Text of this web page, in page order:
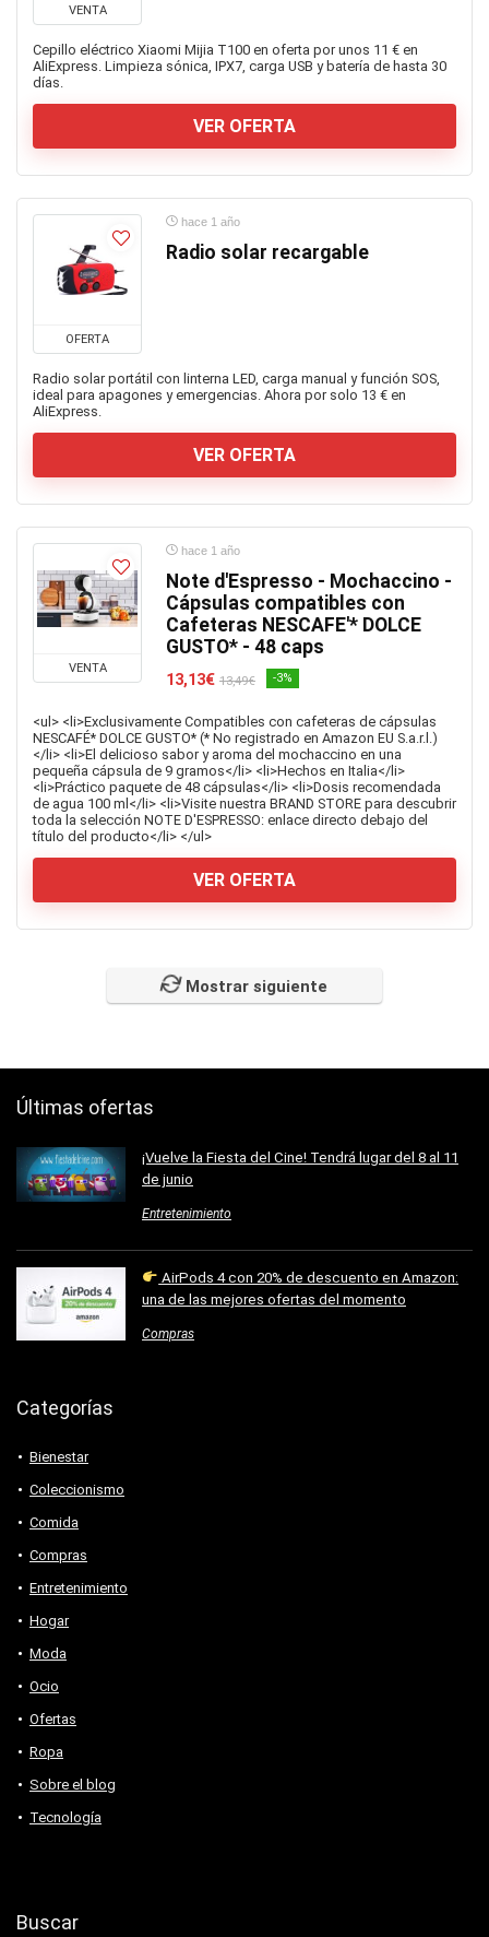
VENTA
Cepillo eléctrico Xiaomi Mijia T100 en oferta por unos 11 € en
AliExpress. Limpieza sónica, IPX7, carga USB y batería de hasta 30
días.
VER OFERTA
OFERTA
hace 1 año
Radio solar recargable
Radio solar portátil con linterna LED, carga manual y función SOS,
ideal para apagones y emergencias. Ahora por solo 13 € en
AliExpress.
VER OFERTA
VENTA
hace 1 año
Note d'Espresso - Mochaccino -
Cápsulas compatibles con
Cafeteras NESCAFE'* DOLCE
GUSTO* - 48 caps
13,13€ 13,49€ -3%
<ul> <li>Exclusivamente Compatibles con cafeteras de cápsulas
NESCAFÉ* DOLCE GUSTO* (* No registrado en Amazon EU S.a.r.l.)
</li> <li>El delicioso sabor y aroma del mochaccino en una
pequeña cápsula de 9 gramos</li> <li>Hechos en Italia</li>
<li>Práctico paquete de 48 cápsulas</li> <li>Dosis recomendada
de agua 100 ml</li> <li>Visite nuestra BRAND STORE para descubrir
toda la selección NOTE D'ESPRESSO: enlace directo debajo del
título del producto</li> </ul>
VER OFERTA
Mostrar siguiente
Últimas ofertas
¡Vuelve la Fiesta del Cine! Tendrá lugar del 8 al 11
de junio
Entretenimiento
AirPods 4 con 20% de descuento en Amazon:
una de las mejores ofertas del momento
Compras
Categorías
Bienestar
Coleccionismo
Comida
Compras
Entretenimiento
Hogar
Moda
Ocio
Ofertas
Ropa
Sobre el blog
Tecnología
Buscar